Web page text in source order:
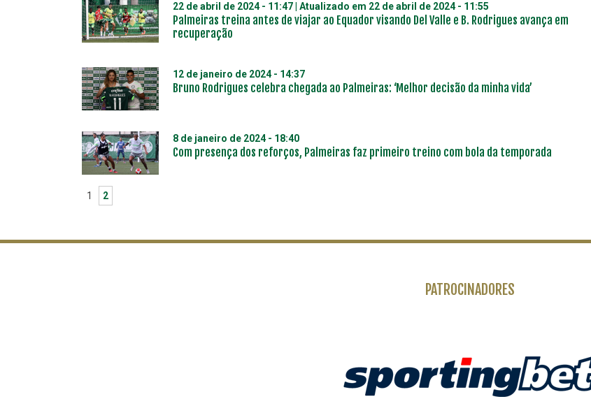
22 de abril de 2024 - 11:47 | Atualizado em 22 de abril de 2024 - 11:55
Palmeiras treina antes de viajar ao Equador visando Del Valle e B. Rodrigues avança em
recuperação
12 de janeiro de 2024 - 14:37
Bruno Rodrigues celebra chegada ao Palmeiras: ‘Melhor decisão da minha vida’
8 de janeiro de 2024 - 18:40
Com presença dos reforços, Palmeiras faz primeiro treino com bola da temporada
1 2
PATROCINADORES